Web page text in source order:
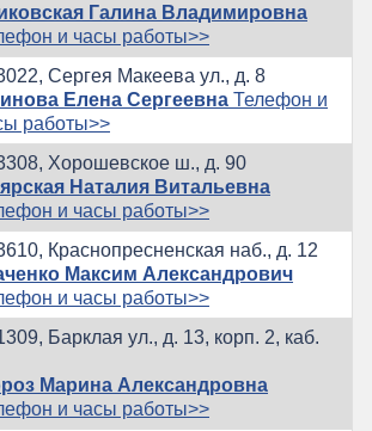
Галина Владимировна
и часы работы>>
Сергея Макеева ул., д. 8
Елена Сергеевна Телефон и
работы>>
Хорошевское ш., д. 90
Наталия Витальевна
и часы работы>>
Краснопресненская наб., д. 12
Максим Александрович
и часы работы>>
Барклая ул., д. 13, корп. 2, каб.
Марина Александровна
и часы работы>>